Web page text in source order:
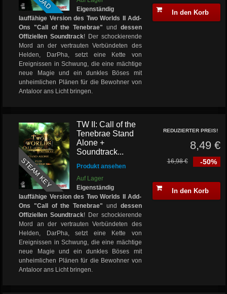
Eigenständig
lauffähige Version des Two Worlds II Add-
Ons "Call of the Tenebrae" und
dessen
Offiziellen Soundtrack! Der schockierende
Mord an der vertrauten Verbündeten des
Helden, DarPha, setzt eine Kette von
Ereignissen in Schwung, die eine mächtige
neue Magie und ein dunkles Böses mit
unheimlichen Plänen für die Bewohner von
Antaloor ans Licht bringen.
In den Korb
STEAM KEY
TW II: Call of the
Tenebrae Stand
Alone +
Soundtrack...
Produkt ansehen
Auf Lager
Eigenständig
lauffähige Version des Two Worlds II Add-
Ons "Call of the Tenebrae" und
dessen
Offiziellen Soundtrack! Der schockierende
Mord an der vertrauten Verbündeten des
Helden, DarPha, setzt eine Kette von
Ereignissen in Schwung, die eine mächtige
neue Magie und ein dunkles Böses mit
unheimlichen Plänen für die Bewohner von
Antaloor ans Licht bringen.
REDUZIERTER PREIS!
8,49 €
-50%
16,98 €
In den Korb